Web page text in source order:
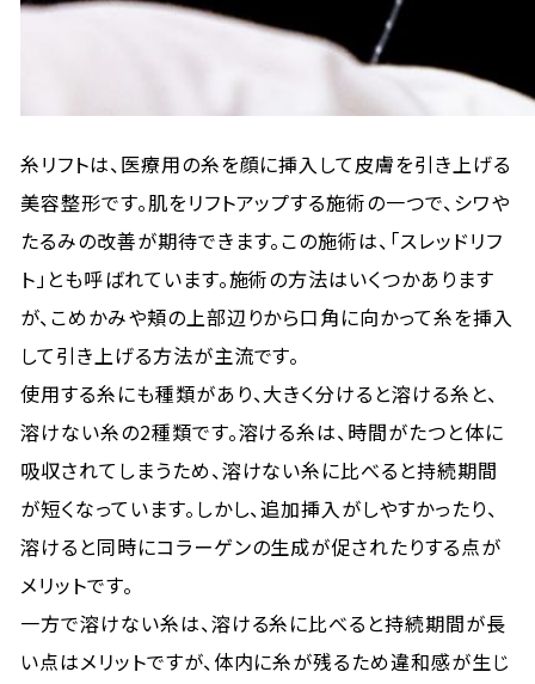
糸リフトは、医療用の糸を顔に挿入して皮膚を引き上げる
美容整形です。肌をリフトアップする施術の一つで、シワや
たるみの改善が期待できます。この施術は、「スレッドリフ
ト」とも呼ばれています。施術の方法はいくつかあります
が、こめかみや頬の上部辺りから口角に向かって糸を挿入
して引き上げる方法が主流です。
使用する糸にも種類があり、大きく分けると溶ける糸と、
溶けない糸の2種類です。溶ける糸は、時間がたつと体に
吸収されてしまうため、溶けない糸に比べると持続期間
が短くなっています。しかし、追加挿入がしやすかったり、
溶けると同時にコラーゲンの生成が促されたりする点が
メリットです。
一方で溶けない糸は、溶ける糸に比べると持続期間が長
い点はメリットですが、体内に糸が残るため違和感が生じ